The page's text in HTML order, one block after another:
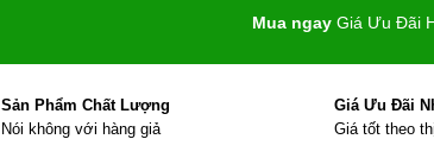
Mua ngay Giá Ưu Đãi
Sản Phẩm Chất Lượng
Nói không với hàng giả
Giá Ưu Đãi
Giá tốt theo